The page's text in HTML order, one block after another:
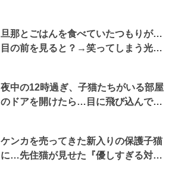
旦那とごはんを食べていたつもりが…
目の前を見ると？→笑ってしまう光…
夜中の12時過ぎ、子猫たちがいる部屋
のドアを開けたら…目に飛び込んで…
ケンカを売ってきた新入りの保護子猫
に…先住猫が見せた『優しすぎる対…